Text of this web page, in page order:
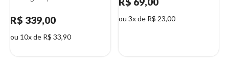
R$ 339,00
ou 10x de R$ 33,90
ou 3x de R$ 23,00